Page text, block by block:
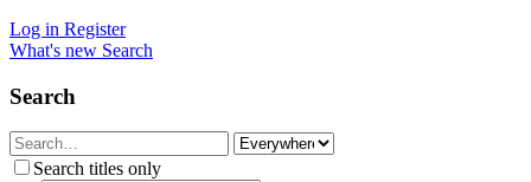
Log in Register
What's new Search
Search
Search titles only